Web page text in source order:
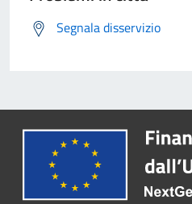
Segnala disservizio